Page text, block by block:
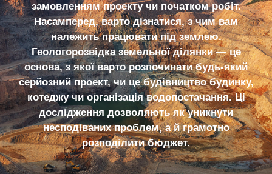
замовленням проекту чи початком робіт.
Насамперед, варто дізнатися, з чим вам
належить працювати під землею.
Геологорозвідка земельної ділянки — це
основа, з якої варто розпочинати будь-який
серйозний проект, чи це будівництво будинку,
котеджу чи організація водопостачання. Ці
дослідження дозволяють як уникнути
несподіваних проблем, а й грамотно
розподілити бюджет.